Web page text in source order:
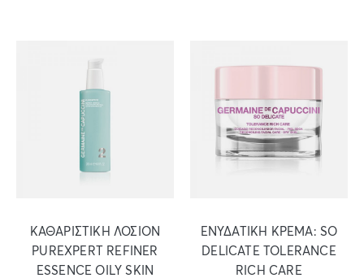
ΚΑΘΑΡΙΣΤΙΚΗ ΛΟΣΙΟΝ
PUREXPERT REFINER
ESSENCE OILY SKIN
ΕΝΥΔΑΤΙΚΗ ΚΡΕΜΑ: SO
DELICATE TOLERANCE
RICH CARE